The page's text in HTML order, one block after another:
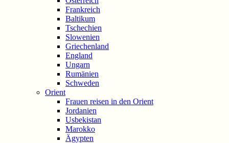
Frankreich
Baltikum
Tschechien
Slowenien
Griechenland
England
Ungarn
Rumänien
Schweden
Orient
Frauen reisen in den Orient
Jordanien
Usbekistan
Marokko
Ägypten